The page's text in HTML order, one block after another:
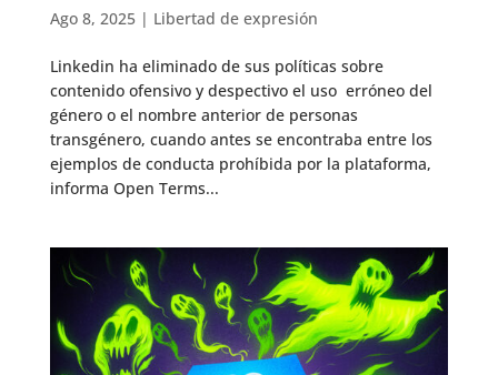
Ago 8, 2025| Libertad de expresión
Linkedin ha eliminado de sus políticas sobre
contenido ofensivo y despectivo el uso erróneo del
género o el nombre anterior de personas
transgénero, cuando antes se encontraba entre los
ejemplos de conducta prohíbida por la plataforma,
informa Open Terms...